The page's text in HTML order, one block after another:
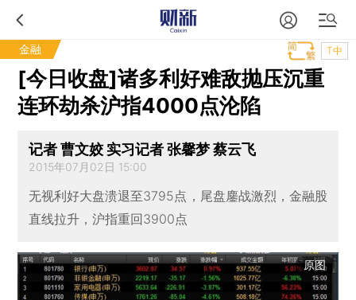
金融 T中
[今日收盘]诸多利好难敌抛压沉重
连环劫杀沪指4000点沦陷
记者 曹文姣 实习记者 张馨梦 蔡云飞
2015年07月02日 15:00
无视利好大盘溃退至3795点，尾盘鏖战激烈，金融股
直线拉升，沪指重回3900点
原图